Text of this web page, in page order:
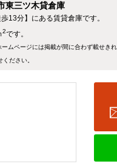
東三ツ木貸倉庫
13分】にある賃貸倉庫です。
2です。
ムページには掲載が間に合わず載せき
ください。